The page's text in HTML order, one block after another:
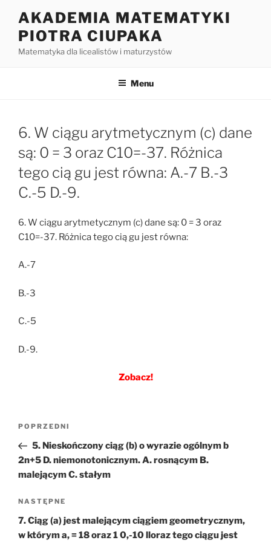
treści
AKADEMIA MATEMATYKI
PIOTRA CIUPAKA
Matematyka dla licealistów i maturzystów
Menu
6. W ciągu arytmetycznym (c) dane
są: 0 = 3 oraz C10=-37. Różnica
tego cią gu jest równa: A.-7 B.-3
C.-5 D.-9.
6. W ciągu arytmetycznym (c) dane są: 0 = 3 oraz
C10=-37. Różnica tego cią gu jest równa:
A.-7
B.-3
C.-5
D.-9.
Zobacz!
Nawigacja
Poprzedni
wpis
POPRZEDNI
5. Nieskończony ciąg (b) o wyrazie ogólnym b
2n+5 D. niemonotonicznym. A. rosnącym B.
malejącym C. stałym
Następny
wpis
NASTĘPNE
7. Ciąg (a) jest malejącym ciągiem geometrycznym,
w którym a, = 18 oraz 1 0,-10 lloraz tego ciągu jest